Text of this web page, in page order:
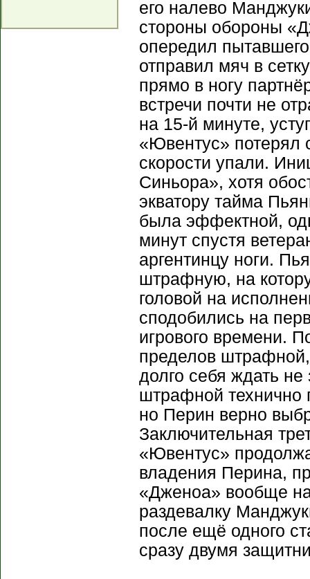
его налево
стороны обороны
опередил
отправил мяч в
прямо в ногу
встречи почти не
на 15-й минуте,
«Ювентус» потерял
скорости упали.
Синьора», хотя
экватору тайма
была эффектной,
минут спустя
аргентинцу ноги.
штрафную, на
головой на
сподобились на
игрового времени.
пределов
долго себя ждать
штрафной технично
но Перин верно
Заключительная
«Ювентус»
владения Перина,
«Дженоа» вообще
раздевалку
после ещё одного
сразу двумя